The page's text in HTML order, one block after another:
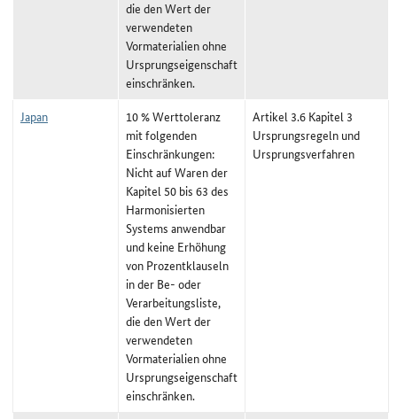
die den Wert der
verwendeten
Vormaterialien ohne
Ursprungseigenschaft
einschränken.
Japan
10 % Werttoleranz
mit folgenden
Einschränkungen:
Nicht auf Waren der
Kapitel 50 bis 63 des
Harmonisierten
Systems anwendbar
und keine Erhöhung
von Prozentklauseln
in der Be- oder
Verarbeitungsliste,
die den Wert der
verwendeten
Vormaterialien ohne
Ursprungseigenschaft
einschränken.
Artikel 3.6 Kapitel 3
Ursprungsregeln und
Ursprungsverfahren